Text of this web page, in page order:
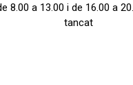
8.00 a 13.00 i de 16.00 a
tancat